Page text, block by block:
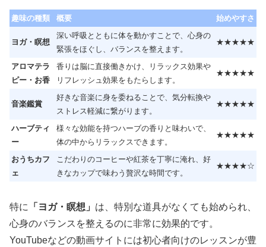
趣味の種類 概要 始めやすさ
ヨガ・瞑想
深い呼吸とともに体を動かすことで、心身の
緊張をほぐし、バランスを整えます。
★★★★★
アロマテラ
ピー・お香
香りは脳に直接働きかけ、リラックス効果や
リフレッシュ効果をもたらします。
★★★★★
音楽鑑賞
好きな音楽に身を委ねることで、気分転換や
ストレス軽減に繋がります。
★★★★★
ハーブティ
ー
様々な効能を持つハーブの香りと味わいで、
体の中からリラックスできます。
★★★★★
おうちカフ
ェ
こだわりのコーヒーや紅茶を丁寧に淹れ、好
きなカップで味わう贅沢な時間です。
★★★★☆
特に 「ヨガ・瞑想」 は、特別な道具がなくても始められ、
心身のバランスを整えるのに非常に効果的です。
YouTubeなどの動画サイトには初心者向けのレッスンが豊